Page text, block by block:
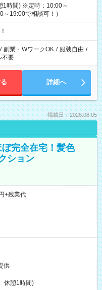
時間) ※定時：10:00～
19:00で相談可！）
/ 副業・WワークOK / 服装自由 /
不要
詳細へ
掲載日：2026.08.05
完全在宅！髪色
ション
+残業代
供
休憩1時間)